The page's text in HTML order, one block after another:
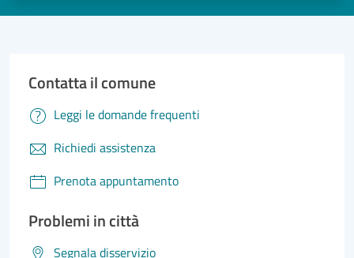
Contatta il comune
Leggi le domande frequenti
Richiedi assistenza
Prenota appuntamento
Problemi in città
Segnala disservizio